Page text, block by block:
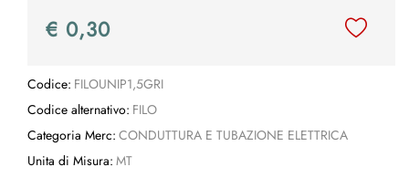
€ 0,30
Codice: FILOUNIP1,5GRI
Codice alternativo: FILO
Categoria Merc: CONDUTTURA E TUBAZIONE ELETTRICA
Unita di Misura: MT